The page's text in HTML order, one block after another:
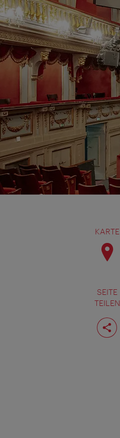
KARTE
SEITE
TEILEN
Seite
teilen